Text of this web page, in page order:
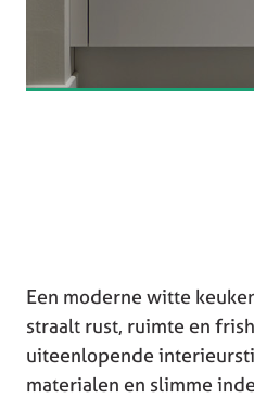
Een moderne witte
straalt rust, ruimte en
uiteenlopende
materialen en slimme